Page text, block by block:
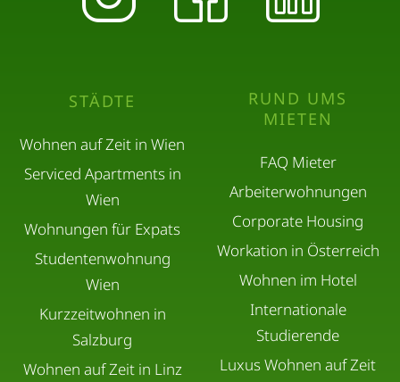
STÄDTE
Wohnen auf Zeit in Wien
Serviced Apartments in
Wien
Wohnungen für Expats
Studentenwohnung
Wien
Kurzzeitwohnen in
Salzburg
Wohnen auf Zeit in Linz
RUND UMS
MIETEN
FAQ Mieter
Arbeiterwohnungen
Corporate Housing
Workation in Österreich
Wohnen im Hotel
Internationale
Studierende
Luxus Wohnen auf Zeit